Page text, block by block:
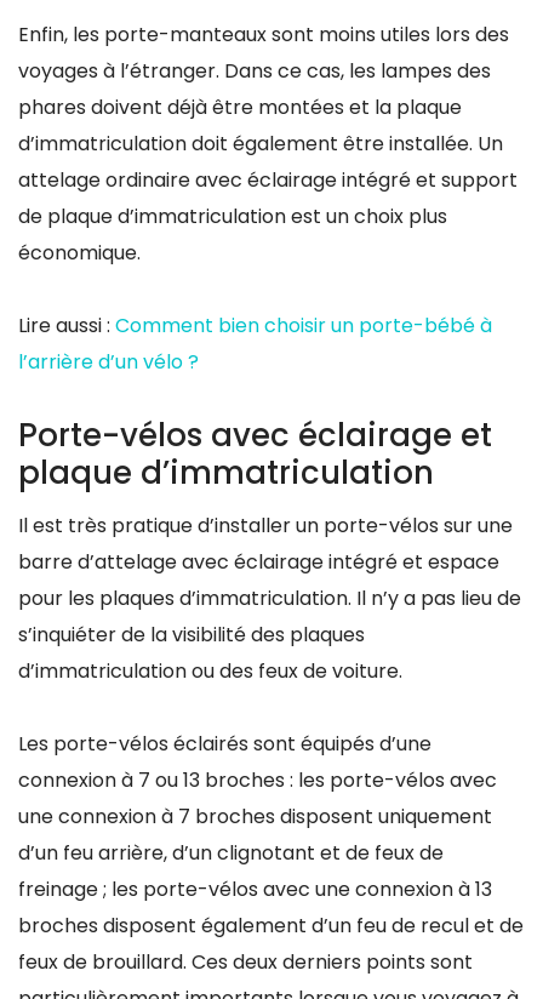
Enfin, les porte-manteaux sont moins utiles lors des
voyages à l’étranger. Dans ce cas, les lampes des
phares doivent déjà être montées et la plaque
d’immatriculation doit également être installée. Un
attelage ordinaire avec éclairage intégré et support
de plaque d’immatriculation est un choix plus
économique.
Lire aussi : Comment bien choisir un porte-bébé à
l’arrière d’un vélo ?
Porte-vélos avec éclairage et
plaque d’immatriculation
Il est très pratique d’installer un porte-vélos sur une
barre d’attelage avec éclairage intégré et espace
pour les plaques d’immatriculation. Il n’y a pas lieu de
s’inquiéter de la visibilité des plaques
d’immatriculation ou des feux de voiture.
Les porte-vélos éclairés sont équipés d’une
connexion à 7 ou 13 broches : les porte-vélos avec
une connexion à 7 broches disposent uniquement
d’un feu arrière, d’un clignotant et de feux de
freinage ; les porte-vélos avec une connexion à 13
broches disposent également d’un feu de recul et de
feux de brouillard. Ces deux derniers points sont